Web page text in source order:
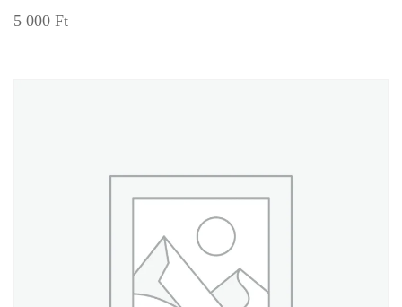
5 000 Ft